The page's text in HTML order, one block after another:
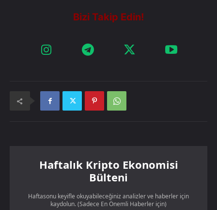
Haftalık Kripto Ekonomisi
Bülteni
Haftasonu keyifle okuyabileceğiniz analizler ve haberler için
kaydolun. (Sadece En Önemli Haberler için)